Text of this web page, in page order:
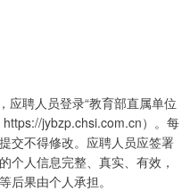
应聘人员登录“教育部直属单位
jybzp.chsi.com.cn）。每
交不得修改。应聘人员应签署
个人信息完整、真实、有效，
后果由个人承担。